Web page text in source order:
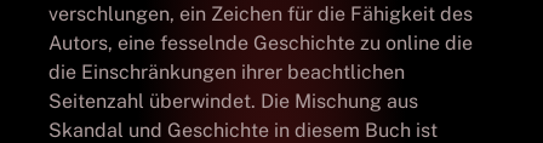
verschlungen, ein Zeichen für die Fähigkeit des
Autors, eine fesselnde Geschichte zu online die
die Einschränkungen ihrer beachtlichen
Seitenzahl überwindet. Die Mischung aus
Skandal und Geschichte in diesem Buch ist